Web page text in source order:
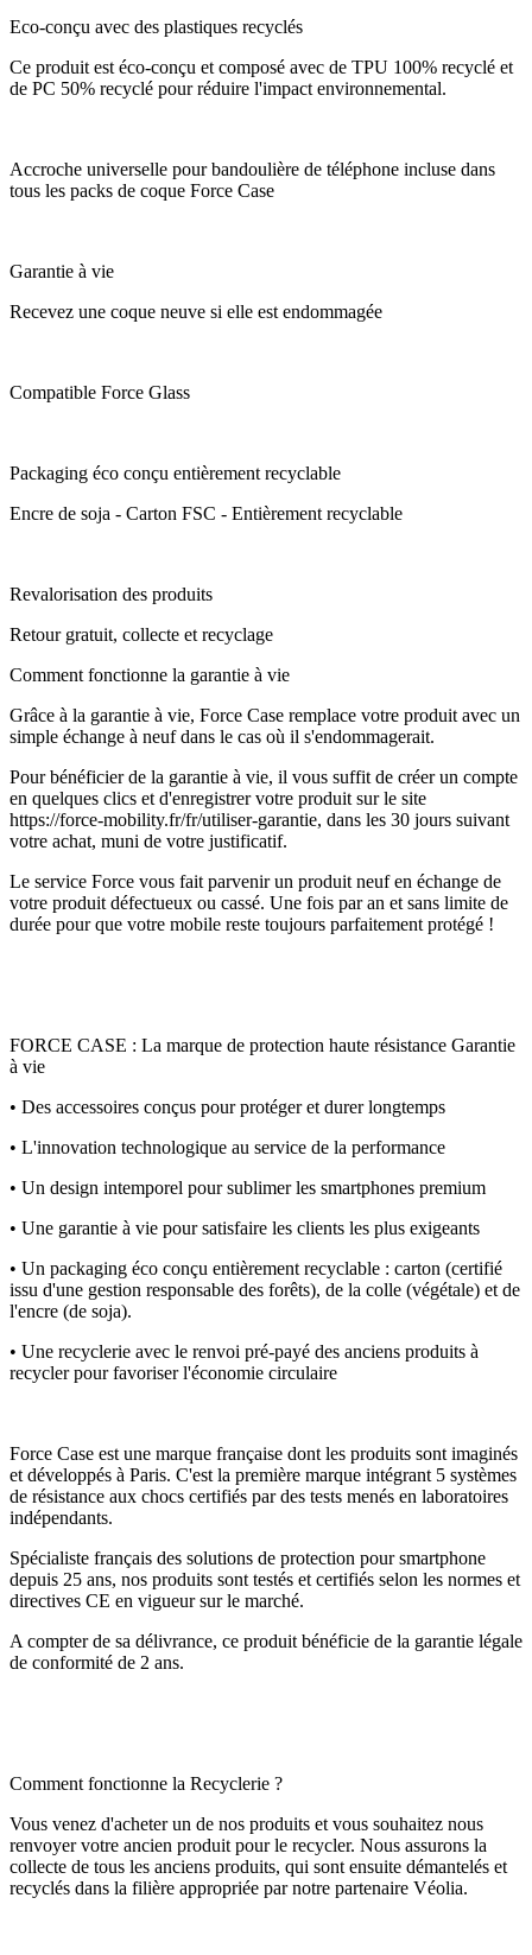
Eco-conçu avec des plastiques recyclés
Ce produit est éco-conçu et composé avec de TPU 100% recyclé et
de PC 50% recyclé pour réduire l'impact environnemental.
Accroche universelle pour bandoulière de téléphone incluse dans
tous les packs de coque Force Case
Garantie à vie
Recevez une coque neuve si elle est endommagée
Compatible Force Glass
Packaging éco conçu entièrement recyclable
Encre de soja - Carton FSC - Entièrement recyclable
Revalorisation des produits
Retour gratuit, collecte et recyclage
Comment fonctionne la garantie à vie
Grâce à la garantie à vie, Force Case remplace votre produit avec un
simple échange à neuf dans le cas où il s'endommagerait.
Pour bénéficier de la garantie à vie, il vous suffit de créer un compte
en quelques clics et d'enregistrer votre produit sur le site
https://force-mobility.fr/fr/utiliser-garantie, dans les 30 jours suivant
votre achat, muni de votre justificatif.
Le service Force vous fait parvenir un produit neuf en échange de
votre produit défectueux ou cassé. Une fois par an et sans limite de
durée pour que votre mobile reste toujours parfaitement protégé !
FORCE CASE : La marque de protection haute résistance Garantie
à vie
• Des accessoires conçus pour protéger et durer longtemps
• L'innovation technologique au service de la performance
• Un design intemporel pour sublimer les smartphones premium
• Une garantie à vie pour satisfaire les clients les plus exigeants
• Un packaging éco conçu entièrement recyclable : carton (certifié
issu d'une gestion responsable des forêts), de la colle (végétale) et de
l'encre (de soja).
• Une recyclerie avec le renvoi pré-payé des anciens produits à
recycler pour favoriser l'économie circulaire
Force Case est une marque française dont les produits sont imaginés
et développés à Paris. C'est la première marque intégrant 5 systèmes
de résistance aux chocs certifiés par des tests menés en laboratoires
indépendants.
Spécialiste français des solutions de protection pour smartphone
depuis 25 ans, nos produits sont testés et certifiés selon les normes et
directives CE en vigueur sur le marché.
A compter de sa délivrance, ce produit bénéficie de la garantie légale
de conformité de 2 ans.
Comment fonctionne la Recyclerie ?
Vous venez d'acheter un de nos produits et vous souhaitez nous
renvoyer votre ancien produit pour le recycler. Nous assurons la
collecte de tous les anciens produits, qui sont ensuite démantelés et
recyclés dans la filière appropriée par notre partenaire Véolia.